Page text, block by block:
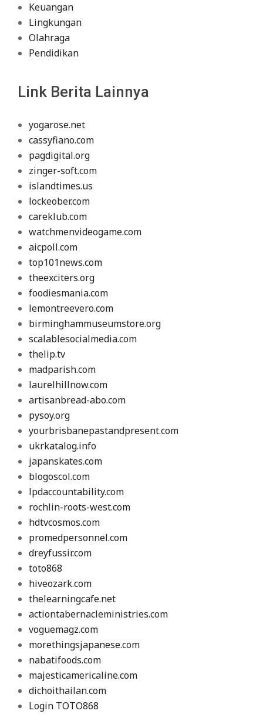
Keuangan
Lingkungan
Olahraga
Pendidikan
Link Berita Lainnya
yogarose.net
cassyfiano.com
pagdigital.org
zinger-soft.com
islandtimes.us
lockeober.com
careklub.com
watchmenvideogame.com
aicpoll.com
top101news.com
theexciters.org
foodiesmania.com
lemontreevero.com
birminghammuseumstore.org
scalablesocialmedia.com
thelip.tv
madparish.com
laurelhillnow.com
artisanbread-abo.com
pysoy.org
yourbrisbanepastandpresent.com
ukrkatalog.info
japanskates.com
blogoscol.com
lpdaccountability.com
rochlin-roots-west.com
hdtvcosmos.com
promedpersonnel.com
dreyfussir.com
toto868
hiveozark.com
thelearningcafe.net
actiontabernacleministries.com
voguemagz.com
morethingsjapanese.com
nabatifoods.com
majesticamericaline.com
dichoithailan.com
Login TOTO868